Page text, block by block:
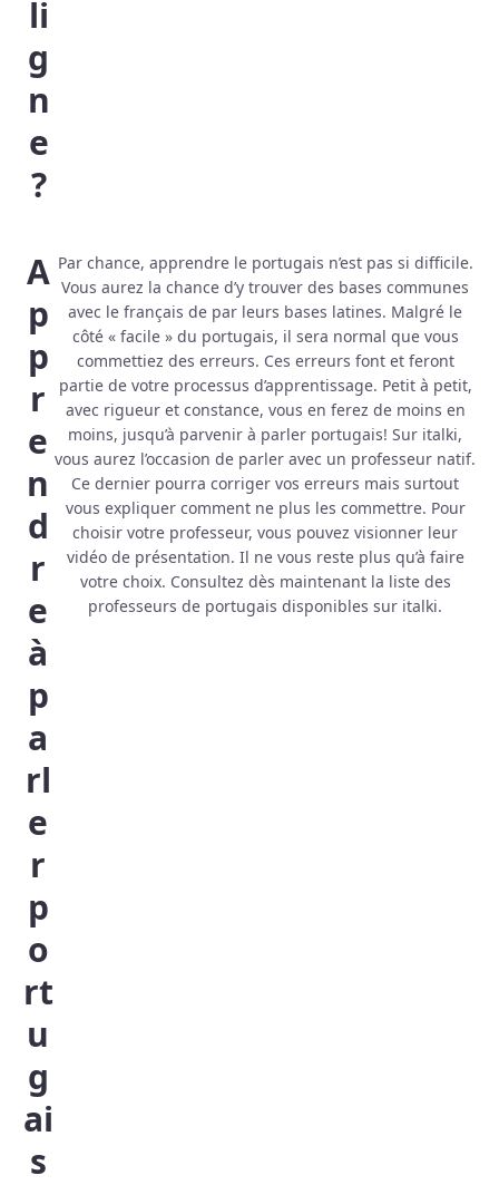
li
g
n
e
?
A
p
p
r
e
n
d
r
e
à
p
a
rl
e
r
p
o
rt
u
g
ai
s
Par chance, apprendre le portugais n’est pas si difficile.
Vous aurez la chance d’y trouver des bases communes
avec le français de par leurs bases latines. Malgré le
côté « facile » du portugais, il sera normal que vous
commettiez des erreurs. Ces erreurs font et feront
partie de votre processus d’apprentissage. Petit à petit,
avec rigueur et constance, vous en ferez de moins en
moins, jusqu’à parvenir à parler portugais! Sur italki,
vous aurez l’occasion de parler avec un professeur natif.
Ce dernier pourra corriger vos erreurs mais surtout
vous expliquer comment ne plus les commettre. Pour
choisir votre professeur, vous pouvez visionner leur
vidéo de présentation. Il ne vous reste plus qu’à faire
votre choix. Consultez dès maintenant la liste des
professeurs de portugais disponibles sur italki.